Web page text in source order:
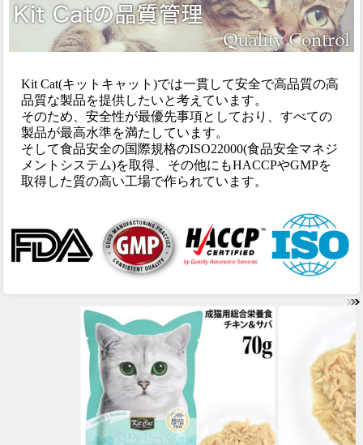
Kit Cat(キットキャット)では一貫して安全で高品質の高
品質な製品を提供したいと考えています。
そのため、安全性が最優先事項としており、すべての
製品が最高水準を満たしています。
そして食品安全の国際規格のISO22000(食品安全マネジ
メントシステム)を取得、その他にもHACCPやGMPを
取得した質の高い工場で作られています。